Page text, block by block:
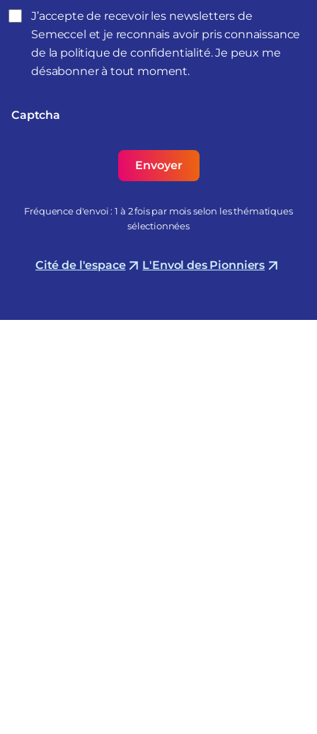
J’accepte de recevoir les newsletters de
Semeccel et je reconnais avoir pris connaissance
de la politique de confidentialité. Je peux me
désabonner à tout moment.
Captcha
Fréquence d'envoi : 1 à 2 fois par mois selon les thématiques
sélectionnées
Cité de l'espace L'Envol des Pionniers